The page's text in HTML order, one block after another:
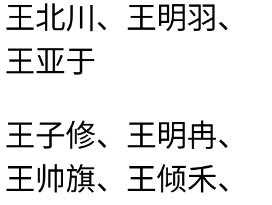
王北川、王明羽、
王亚于
王子修、王明冉、
王帅旗、王倾禾、